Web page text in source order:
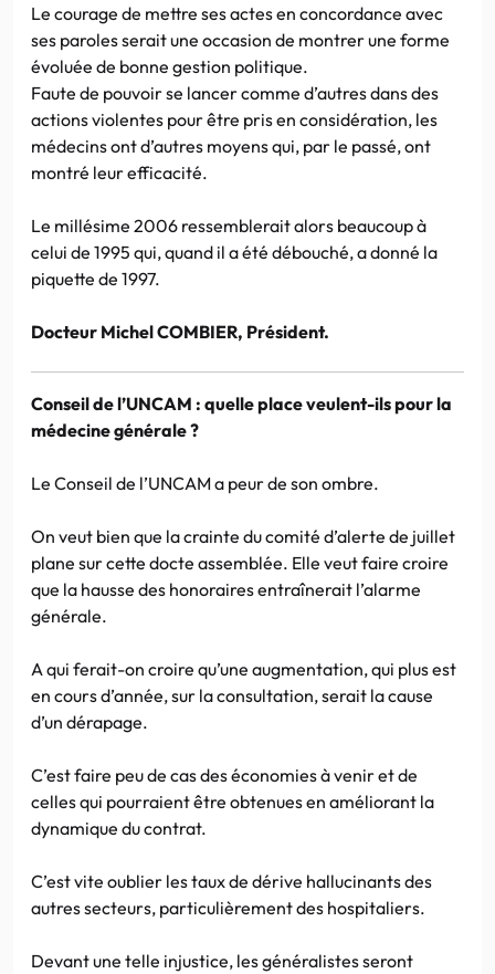
Le courage de mettre ses actes en concordance avec
ses paroles serait une occasion de montrer une forme
évoluée de bonne gestion politique.
Faute de pouvoir se lancer comme d’autres dans des
actions violentes pour être pris en considération, les
médecins ont d’autres moyens qui, par le passé, ont
montré leur efficacité.
Le millésime 2006 ressemblerait alors beaucoup à
celui de 1995 qui, quand il a été débouché, a donné la
piquette de 1997.
Docteur Michel COMBIER, Président.
Conseil de l’UNCAM : quelle place veulent-ils pour la
médecine générale ?
Le Conseil de l’UNCAM a peur de son ombre.
On veut bien que la crainte du comité d’alerte de juillet
plane sur cette docte assemblée. Elle veut faire croire
que la hausse des honoraires entraînerait l’alarme
générale.
A qui ferait-on croire qu’une augmentation, qui plus est
en cours d’année, sur la consultation, serait la cause
d’un dérapage.
C’est faire peu de cas des économies à venir et de
celles qui pourraient être obtenues en améliorant la
dynamique du contrat.
C’est vite oublier les taux de dérive hallucinants des
autres secteurs, particulièrement des hospitaliers.
Devant une telle injustice, les généralistes seront